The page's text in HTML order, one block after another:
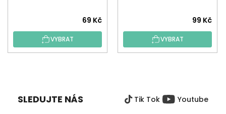
hodnocení
produktu
je
hvězdiček.
69 Kč
VYBRAT
hodnocení
produktu
je
hvězdiček.
99 Kč
VYBRAT
SLEDUJTE NÁS Tik Tok Youtube